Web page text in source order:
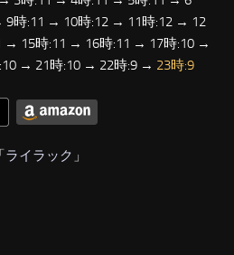
時:11 → 10時:12 → 11時:12 → 12
→ 15時:11 → 16時:11 → 17時:10 →
→ 21時:10 → 22時:9 → 23時:9
ライラック 」